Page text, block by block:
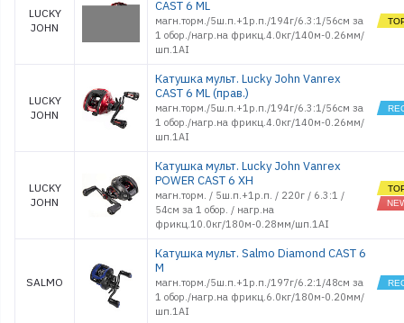
LUCKY
JOHN
CAST 6 ML
магн.торм./5ш.п.+1р.п./194г/6.3:1/56см за
1 обор./нагр.на фрикц.4.0кг/140м-0.26мм/
шп.1AI
LUCKY
JOHN
Катушка мульт. Lucky John Vanrex
CAST 6 ML (прав.)
магн.торм./5ш.п.+1р.п./194г/6.3:1/56см за
1 обор./нагр.на фрикц.4.0кг/140м-0.26мм/
шп.1AI
LUCKY
JOHN
Катушка мульт. Lucky John Vanrex
POWER CAST 6 XH
магн.торм. / 5ш.п.+1р.п. / 220г / 6.3:1 /
54см за 1 обор. / нагр.на
фрикц.10.0кг/180м-0.28мм/шп.1AI
SALMO
Катушка мульт. Salmo Diamond CAST 6
M
магн.торм./5ш.п.+1р.п./197г/6.2:1/48см за
1 обор./нагр.на фрикц.6.0кг/180м-0.20мм/
шп.1AI